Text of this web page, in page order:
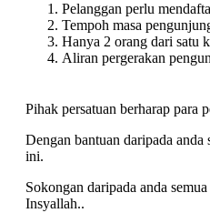
Pelanggan perlu
Tempoh masa
Hanya 2 orang dari satu
Aliran pergerakan
Pihak persatuan berharap para
Dengan bantuan daripada
ini.
Sokongan daripada anda
Insyallah..